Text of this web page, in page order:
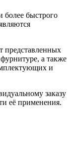
более быстрого
представленных
а также
и
заказу
её применения.